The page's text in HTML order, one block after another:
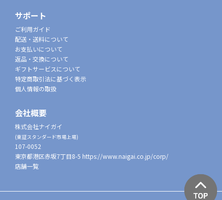
サポート
ご利用ガイド
配送・送料について
お支払いについて
返品・交換について
ギフトサービスについて
特定商取引法に基づく表示
個人情報の取扱
会社概要
株式会社ナイガイ
(東証スタンダード市場上場)
107-0052
東京都港区赤坂7丁目8-5 https://www.naigai.co.jp/corp/
店舗一覧